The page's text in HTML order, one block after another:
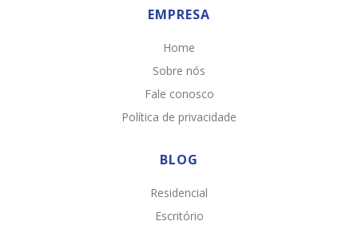
EMPRESA
Home
Sobre nós
Fale conosco
Política de privacidade
BLOG
Residencial
Escritório